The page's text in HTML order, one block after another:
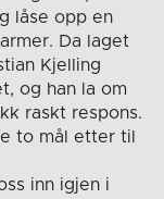
låse opp en
Da laget
Kjelling
og han la om
raskt respons.
to mål etter til
inn igjen i